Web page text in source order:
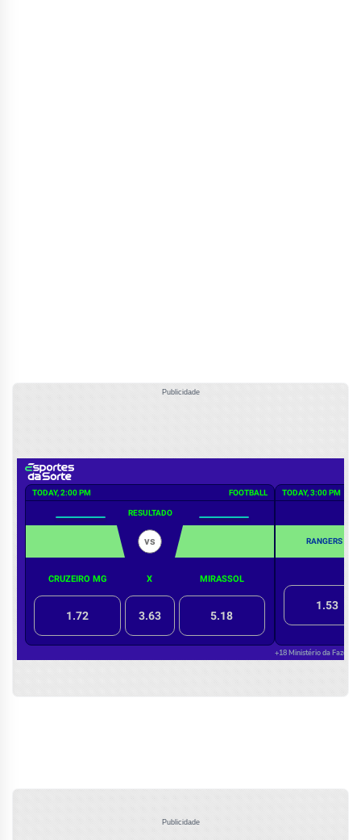
Publicidade
Publicidade